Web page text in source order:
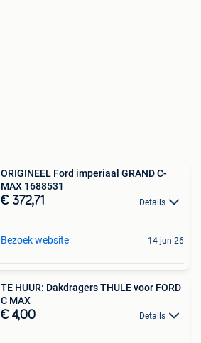
ORIGINEEL Ford imperiaal GRAND C-
MAX 1688531
€ 372,71 Details
Bezoek website 14 jun 26
TE HUUR: Dakdragers THULE voor FORD
C MAX
€ 4,00 Details